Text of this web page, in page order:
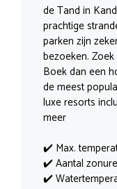
de Tand in
prachtige
parken zijn
bezoeken.
Boek dan een
de meest
luxe resorts
meer
✔️ Max.
✔️ Aantal
✔️